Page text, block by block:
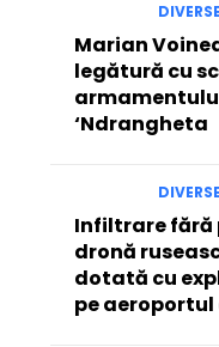
Marian
legătură cu
‘Ndrangheta
Infiltrare fără
dronă
dotată cu
pe aeroportul